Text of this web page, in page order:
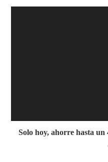
Solo hoy, ahorre hasta